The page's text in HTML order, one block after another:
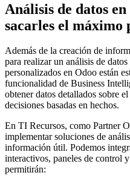
Análisis de datos
sacarles el máximo
Además de la creación de
para realizar un análisis de
personalizados en Odoo están
funcionalidad de Business
obtener datos detallados sobre
decisiones basadas en hechos.
En TI Recursos, como Partner
implementar soluciones de
información útil. Podemos
interactivos, paneles de control
permitirán: